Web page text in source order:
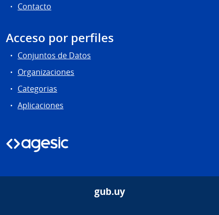
Contacto
Acceso por perfiles
Conjuntos de Datos
Organizaciones
Categorias
Aplicaciones
gub.uy